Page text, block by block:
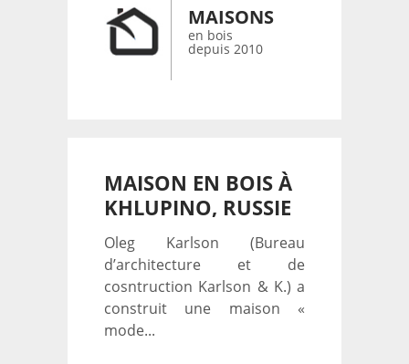
CONTACT
MAISONS
en bois
depuis 2010
MAISON EN BOIS À
KHLUPINO, RUSSIE
Oleg Karlson (Bureau
d’architecture et de
cosntruction Karlson & K.) a
construit une maison «
mode...